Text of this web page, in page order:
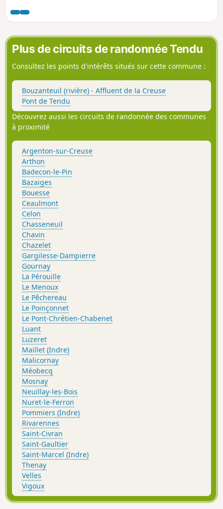
des Eaux.
Plus de circuits de randonnée Tendu
Consultez les points d'intérêts situés sur cette commune :
Bouzanteuil (rivière) - Affluent de la Creuse
Pont de Tendu
Découvrez aussi les circuits de randonnée des communes
à proximité
Argenton-sur-Creuse
Arthon
Badecon-le-Pin
Bazaiges
Bouesse
Ceaulmont
Celon
Chasseneuil
Chavin
Chazelet
Gargilesse-Dampierre
Gournay
La Pérouille
Le Menoux
Le Pêchereau
Le Poinçonnet
Le Pont-Chrétien-Chabenet
Luant
Luzeret
Maillet (Indre)
Malicornay
Méobecq
Mosnay
Neuillay-les-Bois
Nuret-le-Ferron
Pommiers (Indre)
Rivarennes
Saint-Civran
Saint-Gaultier
Saint-Marcel (Indre)
Thenay
Velles
Vigoux